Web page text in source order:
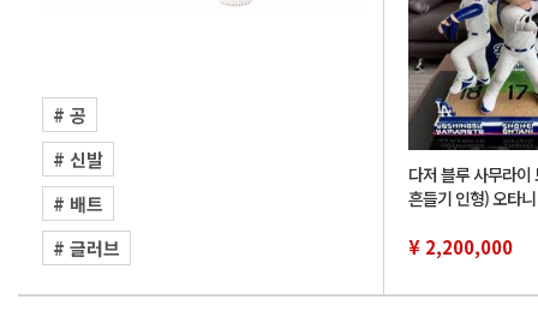
# 공
# 신발
# 배트
# 글러브
다저 블루 사무라이
흔들기 인형) 오타
정 46 개
¥ 2,200,000